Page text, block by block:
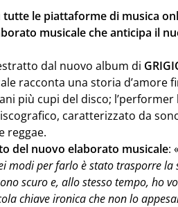
tutte le piattaforme di musica
musicale che anticipa il
dal nuovo album di
racconta una storia d’amore
più cupi del disco;
caratterizzato da
reggae.
del nuovo elaborato musicale:
modi per farlo è stato trasporre
scuro e, allo stesso tempo, ho
chiave ironica che non lo